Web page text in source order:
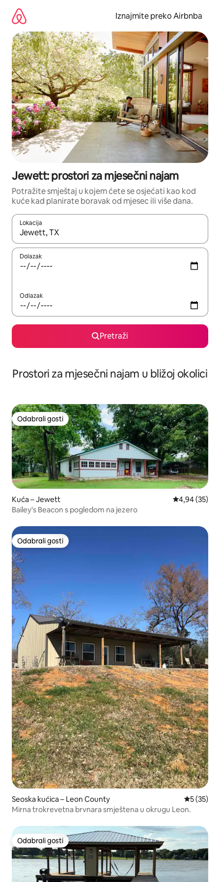
sadržaj
Iznajmite preko Airbnba
Jewett: prostori za mjesečni najam
Potražite smještaj u kojem ćete se osjećati kao kod
kuće kad planirate boravak od mjesec ili više dana.
Lokacija
Kada budu dostupni rezultati, moći ćete ih pregledati
Dolazak
Odlazak
Pretraži
Prostori za mjesečni najam u bližoj okolici
Odabrali gosti
Odabrali gosti
Kuća – Jewett Prosječna
4,94 (35)
Bailey's Beacon s pogledom na jezero
Odabrali gosti
Odabrali gosti
Seoska kućica – Leon County Prosječna
5 (35)
Mirna trokrevetna brvnara smještena u okrugu Leon.
Odabrali gosti
Odabrali gosti